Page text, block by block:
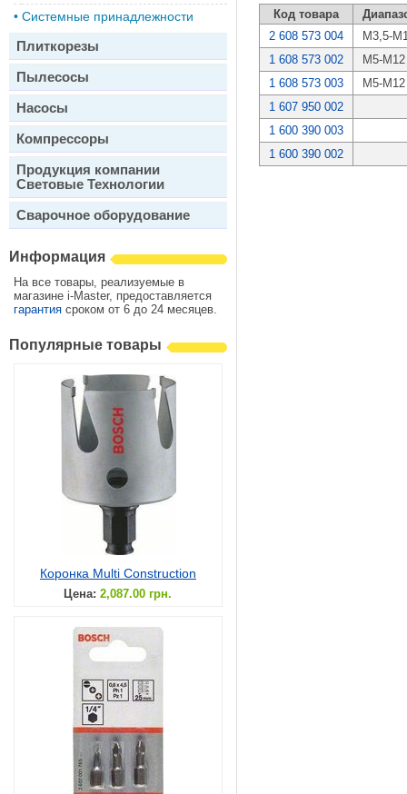
• Системные принадлежности
Плиткорезы
Пылесосы
Насосы
Компрессоры
Продукция компании
Световые Технологии
Сварочное оборудование
Информация
На все товары, реализуемые в
магазине i-Master, предоставляется
гарантия сроком от 6 до 24 месяцев.
Популярные товары
Коронка Multi Construction
Цена: 2,087.00 грн.
Код товара
2 608 573 004
M3,5-
1 608 573 002
M5-M12
1 608 573 003
M5-M12
1 607 950 002
1 600 390 003
1 600 390 002